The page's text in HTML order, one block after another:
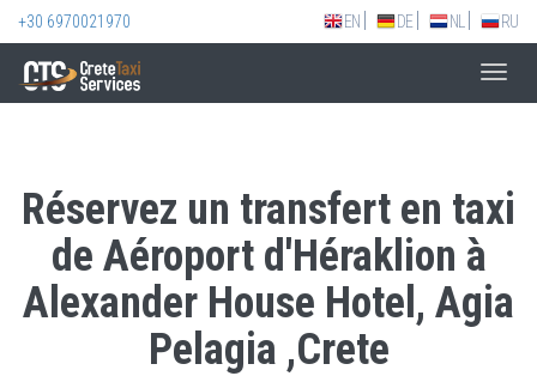
+30 6970021970 EN DE NL RU
Réservez un transfert en taxi
de Aéroport d'Héraklion à
Alexander House Hotel, Agia
Pelagia ,Crete